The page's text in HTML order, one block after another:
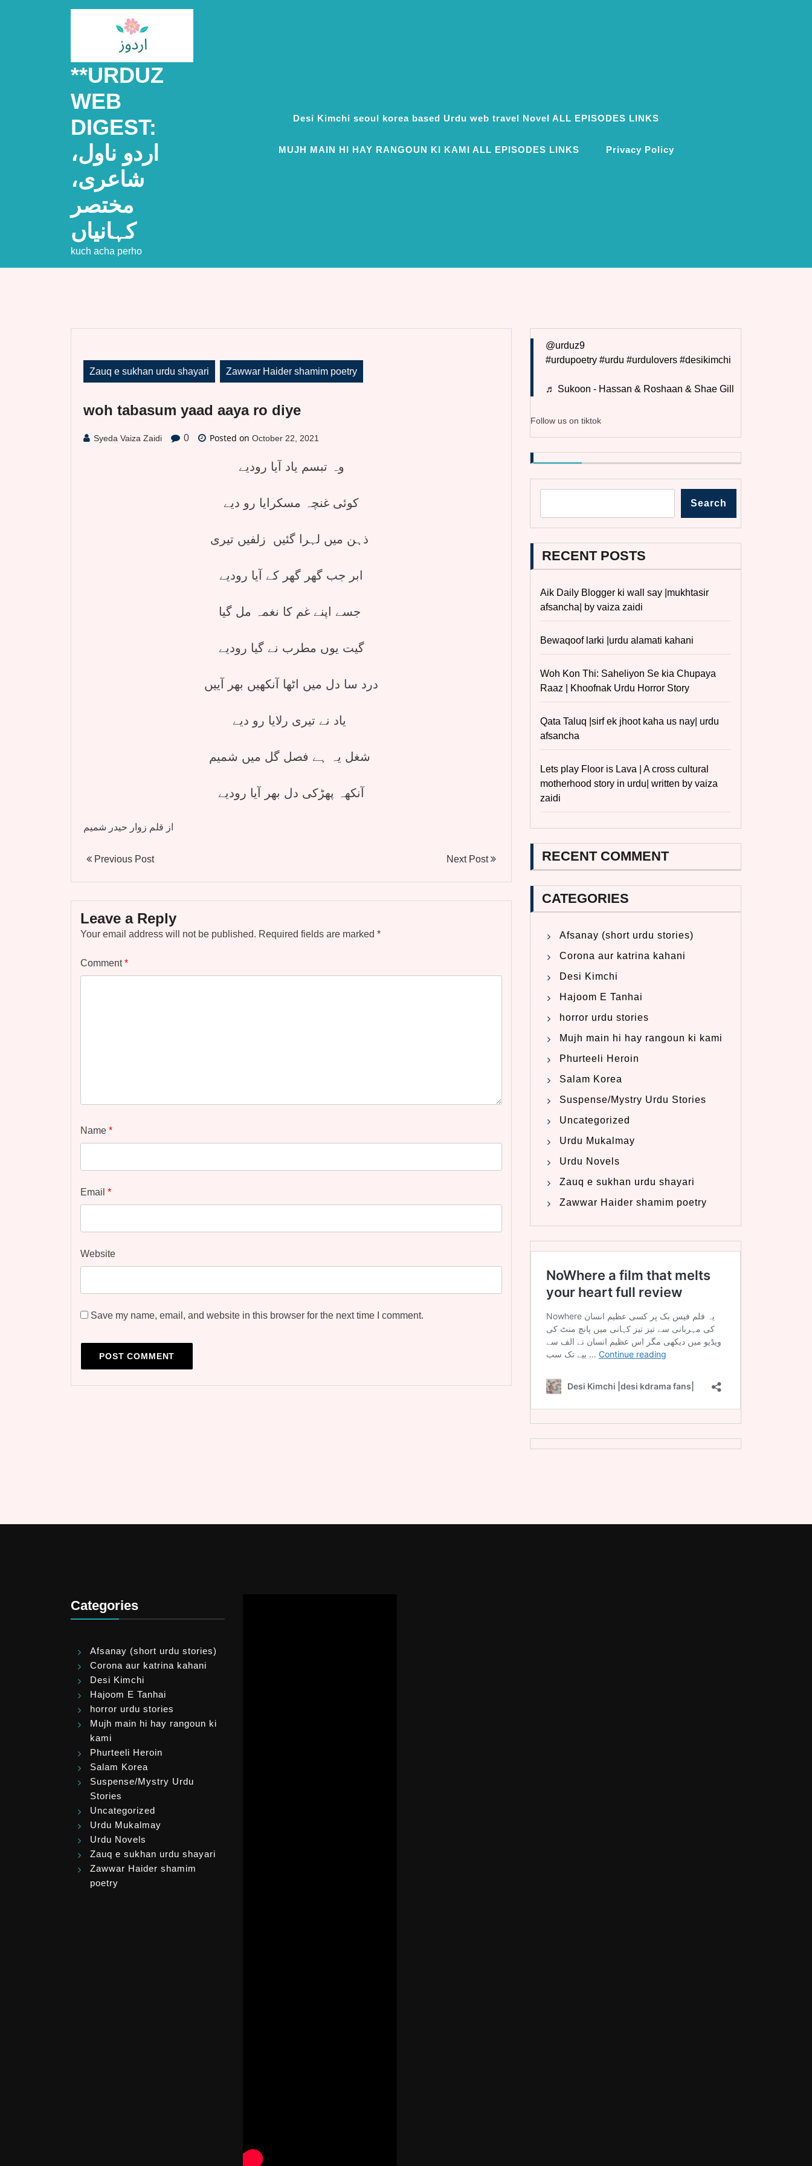
**URDUZ
WEB
DIGEST:
اردو ناول،
شاعری،
مختصر
کہانیاں
kuch acha perho
Desi Kimchi seoul korea based Urdu web travel Novel ALL EPISODES LINKS
MUJH MAIN HI HAY RANGOUN KI KAMI ALL EPISODES LINKS Privacy Policy
Zauq e sukhan urdu shayari Zawwar Haider shamim poetry
woh tabasum yaad aaya ro diye
Syeda Vaiza Zaidi 0 Posted on October 22, 2021
وہ تبسم یاد آیا رودیے
کوئی غنچہ مسکرایا رو دیے
ابر جب گھر گھر کے آیا رودیے
گیت یوں مطرب نے گیا رودیے
درد سا دل میں اٹھا آنکھیں بھر آییں
آنکھہ پھڑکی دل بھر آیا رودیے
از قلم زوار حیدر شمیم
Previous Post Next Post
Leave a Reply
Your email address will not be published. Required fields are marked *
Comment*
Name *
Email *
Website
Save my name, email, and website in this browser for the next time I comment.
@urduz9
#urdupoetry #urdu #urdulovers #desikimchi
♬ Sukoon - Hassan & Roshaan & Shae Gill
Follow us on tiktok
Search
RECENT POSTS
Aik Daily Blogger ki wall say |mukhtasir
afsancha| by vaiza zaidi
Bewaqoof larki |urdu alamati kahani
Woh Kon Thi: Saheliyon Se kia Chupaya
Raaz | Khoofnak Urdu Horror Story
Qata Taluq |sirf ek jhoot kaha us nay| urdu
afsancha
Lets play Floor is Lava | A cross cultural
motherhood story in urdu| written by vaiza
zaidi
RECENT COMMENT
CATEGORIES
Afsanay (short urdu stories)
Corona aur katrina kahani
Desi Kimchi
Hajoom E Tanhai
horror urdu stories
Mujh main hi hay rangoun ki kami
Phurteeli Heroin
Salam Korea
Suspense/Mystry Urdu Stories
Uncategorized
Urdu Mukalmay
Urdu Novels
Zauq e sukhan urdu shayari
Zawwar Haider shamim poetry
Categories
Afsanay (short urdu stories)
Corona aur katrina kahani
Desi Kimchi
Hajoom E Tanhai
horror urdu stories
Mujh main hi hay rangoun ki
kami
Phurteeli Heroin
Salam Korea
Suspense/Mystry Urdu
Stories
Uncategorized
Urdu Mukalmay
Urdu Novels
Zauq e sukhan urdu shayari
Zawwar Haider shamim
poetry